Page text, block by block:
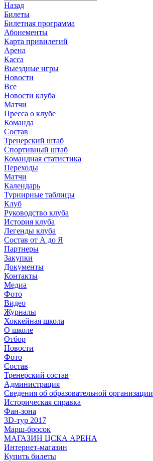
Назад
Билеты
Билетная программа
Абонементы
Карта привилегий
Арена
Касса
Выездные игры
Новости
Все
Новости клуба
Матчи
Пресса о клубе
Команда
Состав
Тренерский штаб
Спортивный штаб
Командная статистика
Переходы
Матчи
Календарь
Турнирные таблицы
Клуб
Руководство клуба
История клуба
Легенды клуба
Состав от А до Я
Партнеры
Закупки
Документы
Контакты
Медиа
Фото
Видео
Журналы
Хоккейная школа
О школе
Отбор
Новости
Фото
Состав
Тренерский состав
Администрация
Сведения об образовательной организации
Историческая справка
Фан-зона
3D-тур 2017
Марш-бросок
МАГАЗИН ЦСКА АРЕНА
Интернет-магазин
Купить билеты